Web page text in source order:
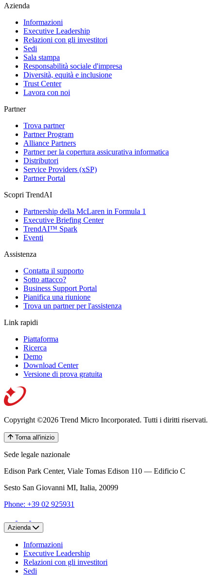
Azienda
Informazioni
Executive Leadership
Relazioni con gli investitori
Sedi
Sala stampa
Responsabilità sociale d'impresa
Diversità, equità e inclusione
Trust Center
Lavora con noi
Partner
Trova partner
Partner Program
Alliance Partners
Partner per la copertura assicurativa informatica
Distributori
Service Providers (xSP)
Partner Portal
Scopri TrendAI
Partnership della McLaren in Formula 1
Executive Briefing Center
TrendAI™ Spark
Eventi
Assistenza
Contatta il supporto
Sotto attacco?
Business Support Portal
Pianifica una riunione
Trova un partner per l'assistenza
Link rapidi
Piattaforma
Ricerca
Demo
Download Center
Versione di prova gratuita
Copyright ©2026 Trend Micro Incorporated. Tutti i diritti riservati.
Torna all'inizio
Sede legale nazionale
Edison Park Center, Viale Tomas Edison 110 — Edificio C
Sesto San Giovanni MI, Italia, 20099
Phone: +39 02 925931
Azienda
Informazioni
Executive Leadership
Relazioni con gli investitori
Sedi